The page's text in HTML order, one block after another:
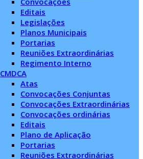
Editais
Legislações
Planos Municipais
Portarias
Reuniões Extraordinárias
Regimento Interno
CMDCA
Atas
Convocações Conjuntas
Convocações Extraordinárias
Convocações ordinárias
Editais
Plano de Aplicação
Portarias
Reuniões Extraordinárias